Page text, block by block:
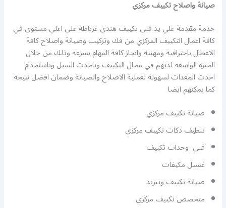
صيانة واصلاح تكييف مركزي
خدمة مقدمة علي يد فني تكييف هندي غرناطة علي اعلي مستوي في
كافة اعمال التكييف المركزي من فك وتركيب وصيانة واصلاح كافة
الاعطال باحترافية ومهنية وانجاز كافة المهام بسرعه وذلك من خلال
الخبرة الواسعه لديهم في مجال التكييف وباحدث السبل وباستخدام
احدث المعدات لسهولة لعملية الاصلاح والصيانة وضمان افضل نتيجة
كما يمكنهم ايضا
صيانة تكييف مركزي
تنظيف دكات تكييف مركزي
فني وحدات تكييف
غسيل مكيفات
صيانة تكييف وتبريد
متخصص تكييف مركزي